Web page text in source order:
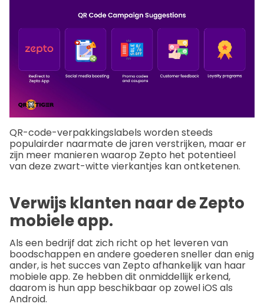
QR-code-verpakkingslabels worden steeds
populairder naarmate de jaren verstrijken, maar er
zijn meer manieren waarop Zepto het potentieel
van deze zwart-witte vierkantjes kan ontketenen.
Verwijs klanten naar de Zepto
mobiele app.
Als een bedrijf dat zich richt op het leveren van
boodschappen en andere goederen sneller dan enig
ander, is het succes van Zepto afhankelijk van haar
mobiele app. Ze hebben dit onmiddellijk erkend,
daarom is hun app beschikbaar op zowel iOS als
Android.